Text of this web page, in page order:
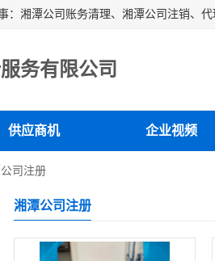
务有限公司
供应商机 企业视频
司注册
湘潭公司注册